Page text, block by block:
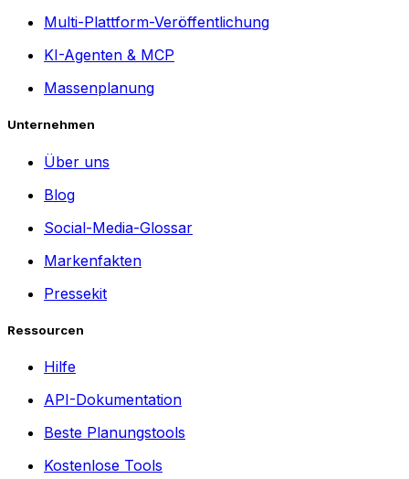
Multi-Plattform-Veröffentlichung
KI-Agenten & MCP
Massenplanung
Unternehmen
Über uns
Blog
Social-Media-Glossar
Markenfakten
Pressekit
Ressourcen
Hilfe
API-Dokumentation
Beste Planungstools
Kostenlose Tools